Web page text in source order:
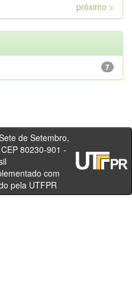
próximo >
7
Setembro,
80230-901 -
- Brasil
com
pela UTFPR